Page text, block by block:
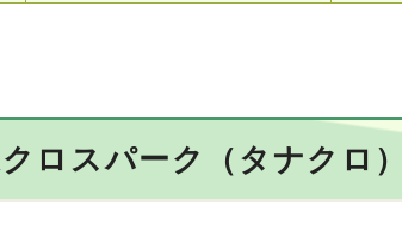
ロスパーク（タナクロ）